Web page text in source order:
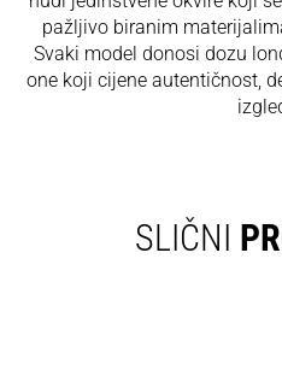
pažljivo biranim
Svaki model donosi dozu
one koji cijene autentičnost,
SLIČNI